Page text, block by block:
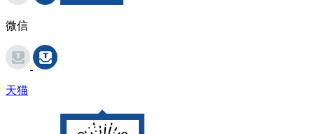
微信
天猫